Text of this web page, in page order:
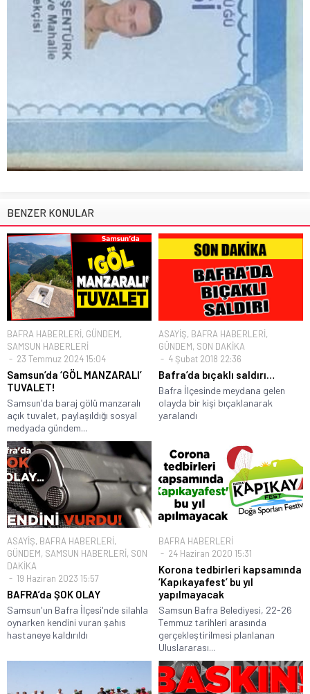
BENZER KONULAR
BAFRA HABERLERİ, GÜNDEM,
SAMSUN HABERLERİ
23 Temmuz 2024 15:04
Samsun’da ‘GÖL MANZARALI’
TUVALET!
Samsun'da baraj gölü manzaralı
açık tuvalet, paylaşıldığı sosyal
medyada gündem...
ASAYİŞ, BAFRA HABERLERİ,
GÜNDEM, SON DAKİKA
4 Şubat 2018 22:36
Bafra’da bıçaklı saldırı…
Bafra İlçesinde meydana gelen
olayda bir kişi bıçaklanarak
yaralandı
ASAYİŞ, BAFRA HABERLERİ,
GÜNDEM, SAMSUN HABERLERİ, SON
DAKİKA
19 Haziran 2023 15:57
BAFRA’da ŞOK OLAY
Samsun'un Bafra İlçesi'nde silahla
oynarken kendini vuran şahıs
hastaneye kaldırıldı
BAFRA HABERLERİ
24 Haziran 2020 15:31
Korona tedbirleri kapsamında
‘Kapıkayafest’ bu yıl
yapılmayacak
Samsun Bafra Belediyesi, 22-26
Temmuz tarihleri arasında
gerçekleştirilmesi planlanan
Uluslararası...